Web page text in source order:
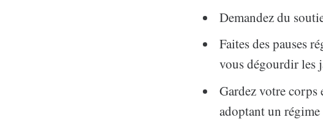
Demandez du
Faites des pauses
vous dégourdir les
Gardez votre corps
adoptant un